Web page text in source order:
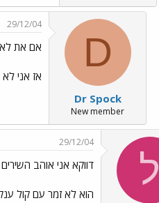
D
Dr Spock
New member
29/12/04
אם את לא
אז אני
ל
29/12/04
דווקא אני אוהב
הוא לא זמר עם קול